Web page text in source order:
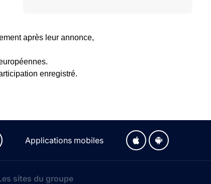
après leur annonce,
enregistré.
Applications mobiles
sites du groupe